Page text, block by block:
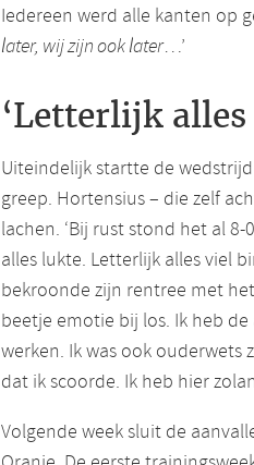
Iedereen werd alle kanten op
later, wij zijn ook later…’
‘Letterlijk
Uiteindelijk startte de
greep. Hortensius – die zelf
lachen. ‘Bij rust stond het al
alles lukte. Letterlijk alles viel
bekroonde zijn rentree met
beetje emotie bij los. Ik heb
werken. Ik was ook ouderwets
dat ik scoorde. Ik heb hier
Volgende week sluit de